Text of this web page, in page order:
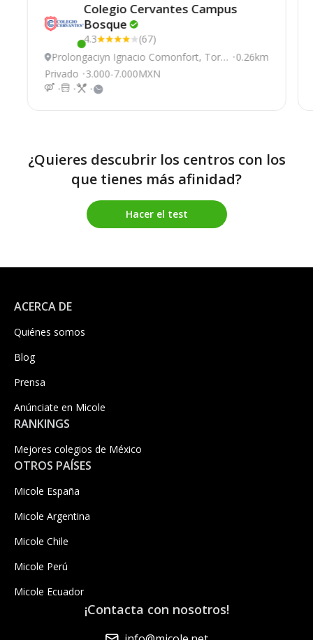
Este centro ha estado online recientemente
Colegio Cervantes Campus
Bosque
4.3
(67)
Prolongaciуn Ignacio Comonfort, Torr
eón
0.26km
Privado 3.000-7.000MXN
¿Quieres descubrir los centros con los
que tienes más afinidad?
Hacer el test
ACERCA DE
Quiénes somos
Blog
Prensa
Anúnciate en Micole
RANKINGS
Mejores colegios de México
OTROS PAÍSES
Micole España
Micole Argentina
Micole Chile
Micole Perú
Micole Ecuador
¡Contacta con nosotros!